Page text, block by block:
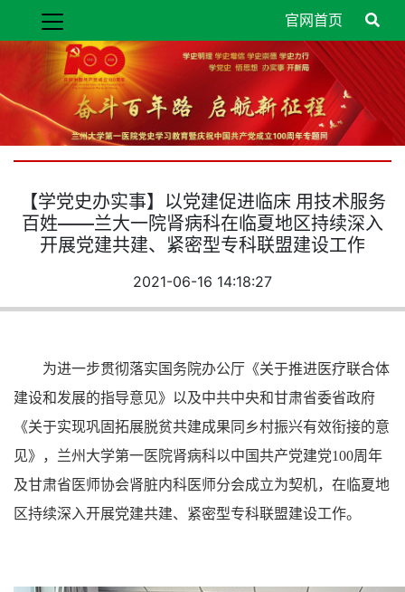
官网首页
【学党史办实事】以党建促进临床 用技术服务
百姓­——兰大一院肾病科在临夏地区持续深入
开展党建共建、紧密型专科联盟建设工作
2021-06-16 14:18:27
为进一步贯彻落实国务院办公厅《关于推进医疗联合体
建设和发展的指导意见》以及中共中央和甘肃省委省政府
《关于实现巩固拓展脱贫共建成果同乡村振兴有效衔接的意
见》，兰州大学第一医院肾病科以中国共产党建党100周年
及甘肃省医师协会肾脏内科医师分会成立为契机，在临夏地
区持续深入开展党建共建、紧密型专科联盟建设工作。